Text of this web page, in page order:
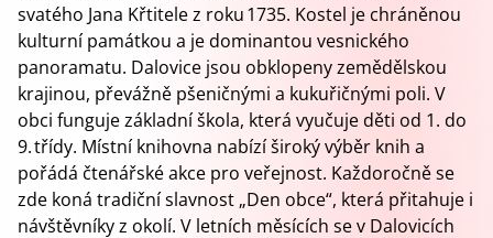
svatého Jana Křtitele z roku 1735. Kostel je chráněnou
kulturní památkou a je dominantou vesnického
panoramatu. Dalovice jsou obklopeny zemědělskou
krajinou, převážně pšeničnými a kukuřičnými poli. V
obci funguje základní škola, která vyučuje děti od 1. do
9. třídy. Místní knihovna nabízí široký výběr knih a
pořádá čtenářské akce pro veřejnost. Každoročně se
zde koná tradiční slavnost „Den obce“, která přitahuje i
návštěvníky z okolí. V letních měsících se v Dalovicích